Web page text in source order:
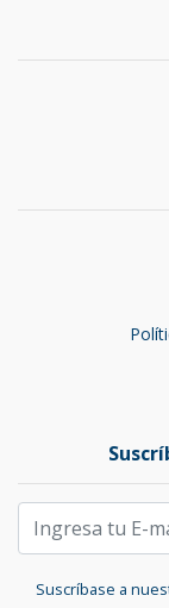
Suscríbase a